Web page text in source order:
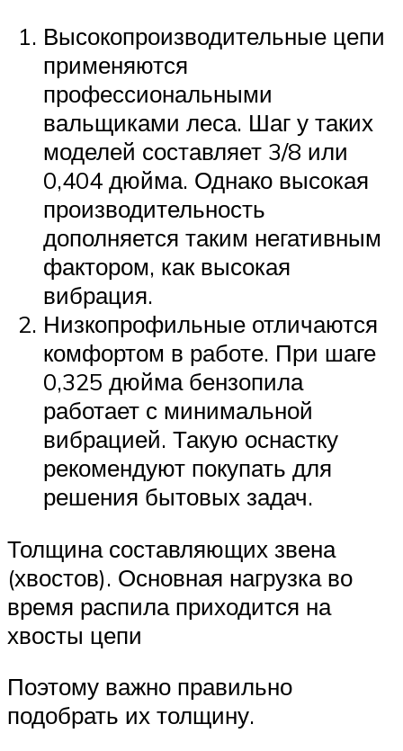
Высокопроизводительные цепи
применяются
профессиональными
вальщиками леса. Шаг у таких
моделей составляет 3/8 или
0,404 дюйма. Однако высокая
производительность
дополняется таким негативным
фактором, как высокая
вибрация.
Низкопрофильные отличаются
комфортом в работе. При шаге
0,325 дюйма бензопила
работает с минимальной
вибрацией. Такую оснастку
рекомендуют покупать для
решения бытовых задач.
Толщина составляющих звена
(хвостов). Основная нагрузка во
время распила приходится на
хвосты цепи
Поэтому важно правильно
подобрать их толщину.